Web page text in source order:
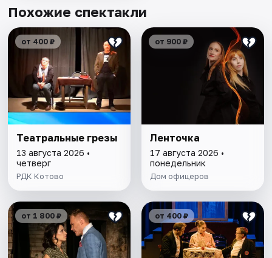
Похожие спектакли
от 400 ₽
Театральные грезы
13 августа 2026 •
четверг
РДК Котово
от 900 ₽
Ленточка
17 августа 2026 •
понедельник
Дом офицеров
от 1 800 ₽ от 400 ₽